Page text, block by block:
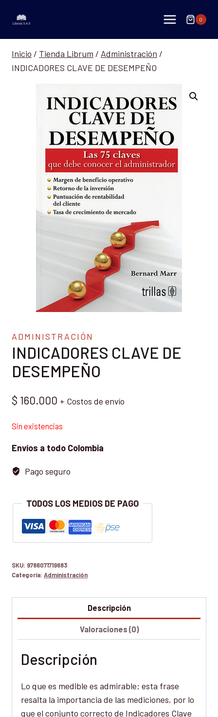
0
Inicio / Tienda Librum / Administración /
INDICADORES CLAVE DE DESEMPEÑO
ADMINISTRACIÓN
INDICADORES CLAVE DE
DESEMPEÑO
$ 160.000 + Costos de envío
Sin existencias
Envíos a todo Colombia
Pago seguro
TODOS LOS MEDIOS DE PAGO
SKU: 9786071719683
Categoría: Administración
Descripción
Valoraciones (0)
Descripción
Lo que es medible es admirable; esta frase
resalta la importancia de las mediciones, por lo
que el conjunto correcto de Indicadores Clave